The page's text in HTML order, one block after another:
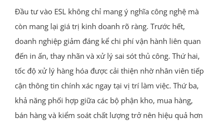
Đầu tư vào ESL không chỉ mang ý nghĩa công nghệ mà
còn mang lại giá trị kinh doanh rõ ràng. Trước hết,
doanh nghiệp giảm đáng kể chi phí vận hành liên quan
đến in ấn, thay nhãn và xử lý sai sót thủ công. Thứ hai,
tốc độ xử lý hàng hóa được cải thiện nhờ nhân viên tiếp
cận thông tin chính xác ngay tại vị trí làm việc. Thứ ba,
khả năng phối hợp giữa các bộ phận kho, mua hàng,
bán hàng và kiểm soát chất lượng trở nên hiệu quả hơn